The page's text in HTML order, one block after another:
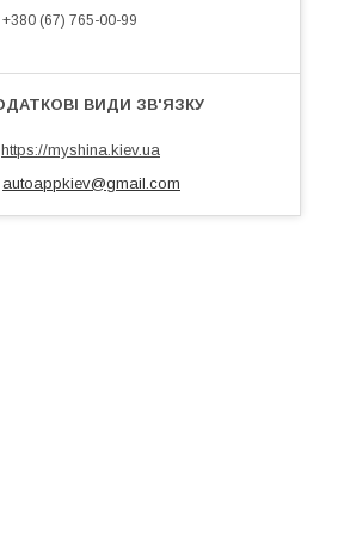
+380 (67) 765-00-99
https://myshina.kiev.ua
autoappkiev@gmail.com